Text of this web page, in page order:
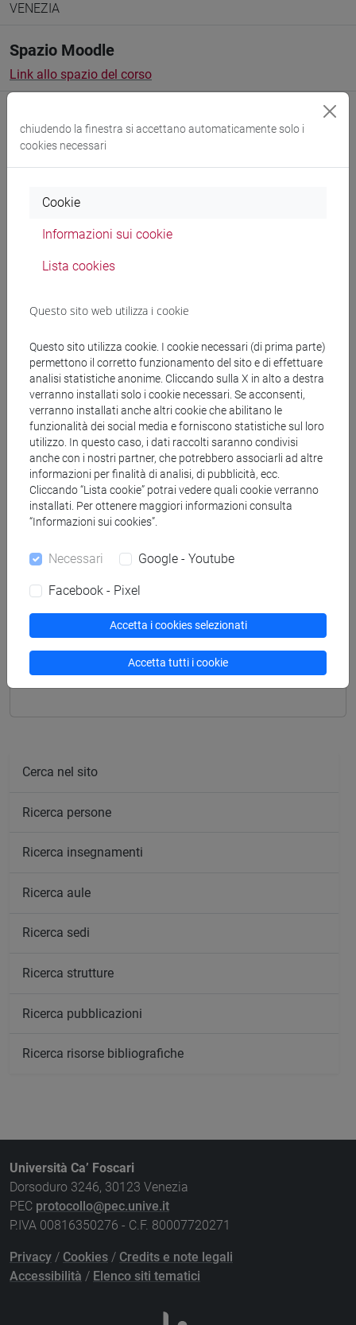
VENEZIA
Spazio Moodle
Link allo spazio del corso
Docenti
Materiali didattici
Materiali su Moodle
Corsi di studio e percorsi
[EM20] ECONOMIA E FINANZA - Laurea
economia e finanza/ percorso comune
Insegnamenti mutuati
MISURAZIONE DEL RISCHIO [EM5012]
Cerca nel sito
Ricerca persone
Ricerca insegnamenti
Ricerca aule
Ricerca sedi
Ricerca strutture
Ricerca pubblicazioni
Ricerca risorse bibliografiche
Università Ca’ Foscari
Dorsoduro 3246, 30123 Venezia
PEC protocollo@pec.unive.it
P.IVA 00816350276 - C.F. 80007720271
Privacy / Cookies / Credits e note legali
Accessibilità / Elenco siti tematici
chiudendo la finestra si accettano automaticamente solo i
cookies necessari
Cookie
Informazioni sui cookie
Lista cookies
Questo sito web utilizza i cookie
Questo sito utilizza cookie. I cookie necessari (di prima parte)
permettono il corretto funzionamento del sito e di effettuare
analisi statistiche anonime. Cliccando sulla X in alto a destra
verranno installati solo i cookie necessari. Se acconsenti,
verranno installati anche altri cookie che abilitano le
funzionalità dei social media e forniscono statistiche sul loro
utilizzo. In questo caso, i dati raccolti saranno condivisi
anche con i nostri partner, che potrebbero associarli ad altre
informazioni per finalità di analisi, di pubblicità, ecc.
Cliccando “Lista cookie” potrai vedere quali cookie verranno
installati. Per ottenere maggiori informazioni consulta
“Informazioni sui cookies”.
Necessari Google - Youtube
Facebook - Pixel
Accetta i cookies selezionati
Accetta tutti i cookie